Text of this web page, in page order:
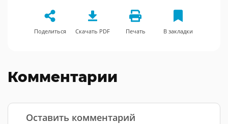
Поделиться Скачать PDF Печать В закладки
Комментарии
Оставить комментарий